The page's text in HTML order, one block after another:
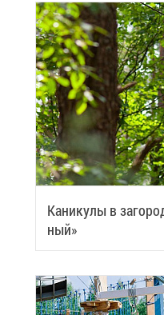
Ка­ни­ку­лы в
ный»